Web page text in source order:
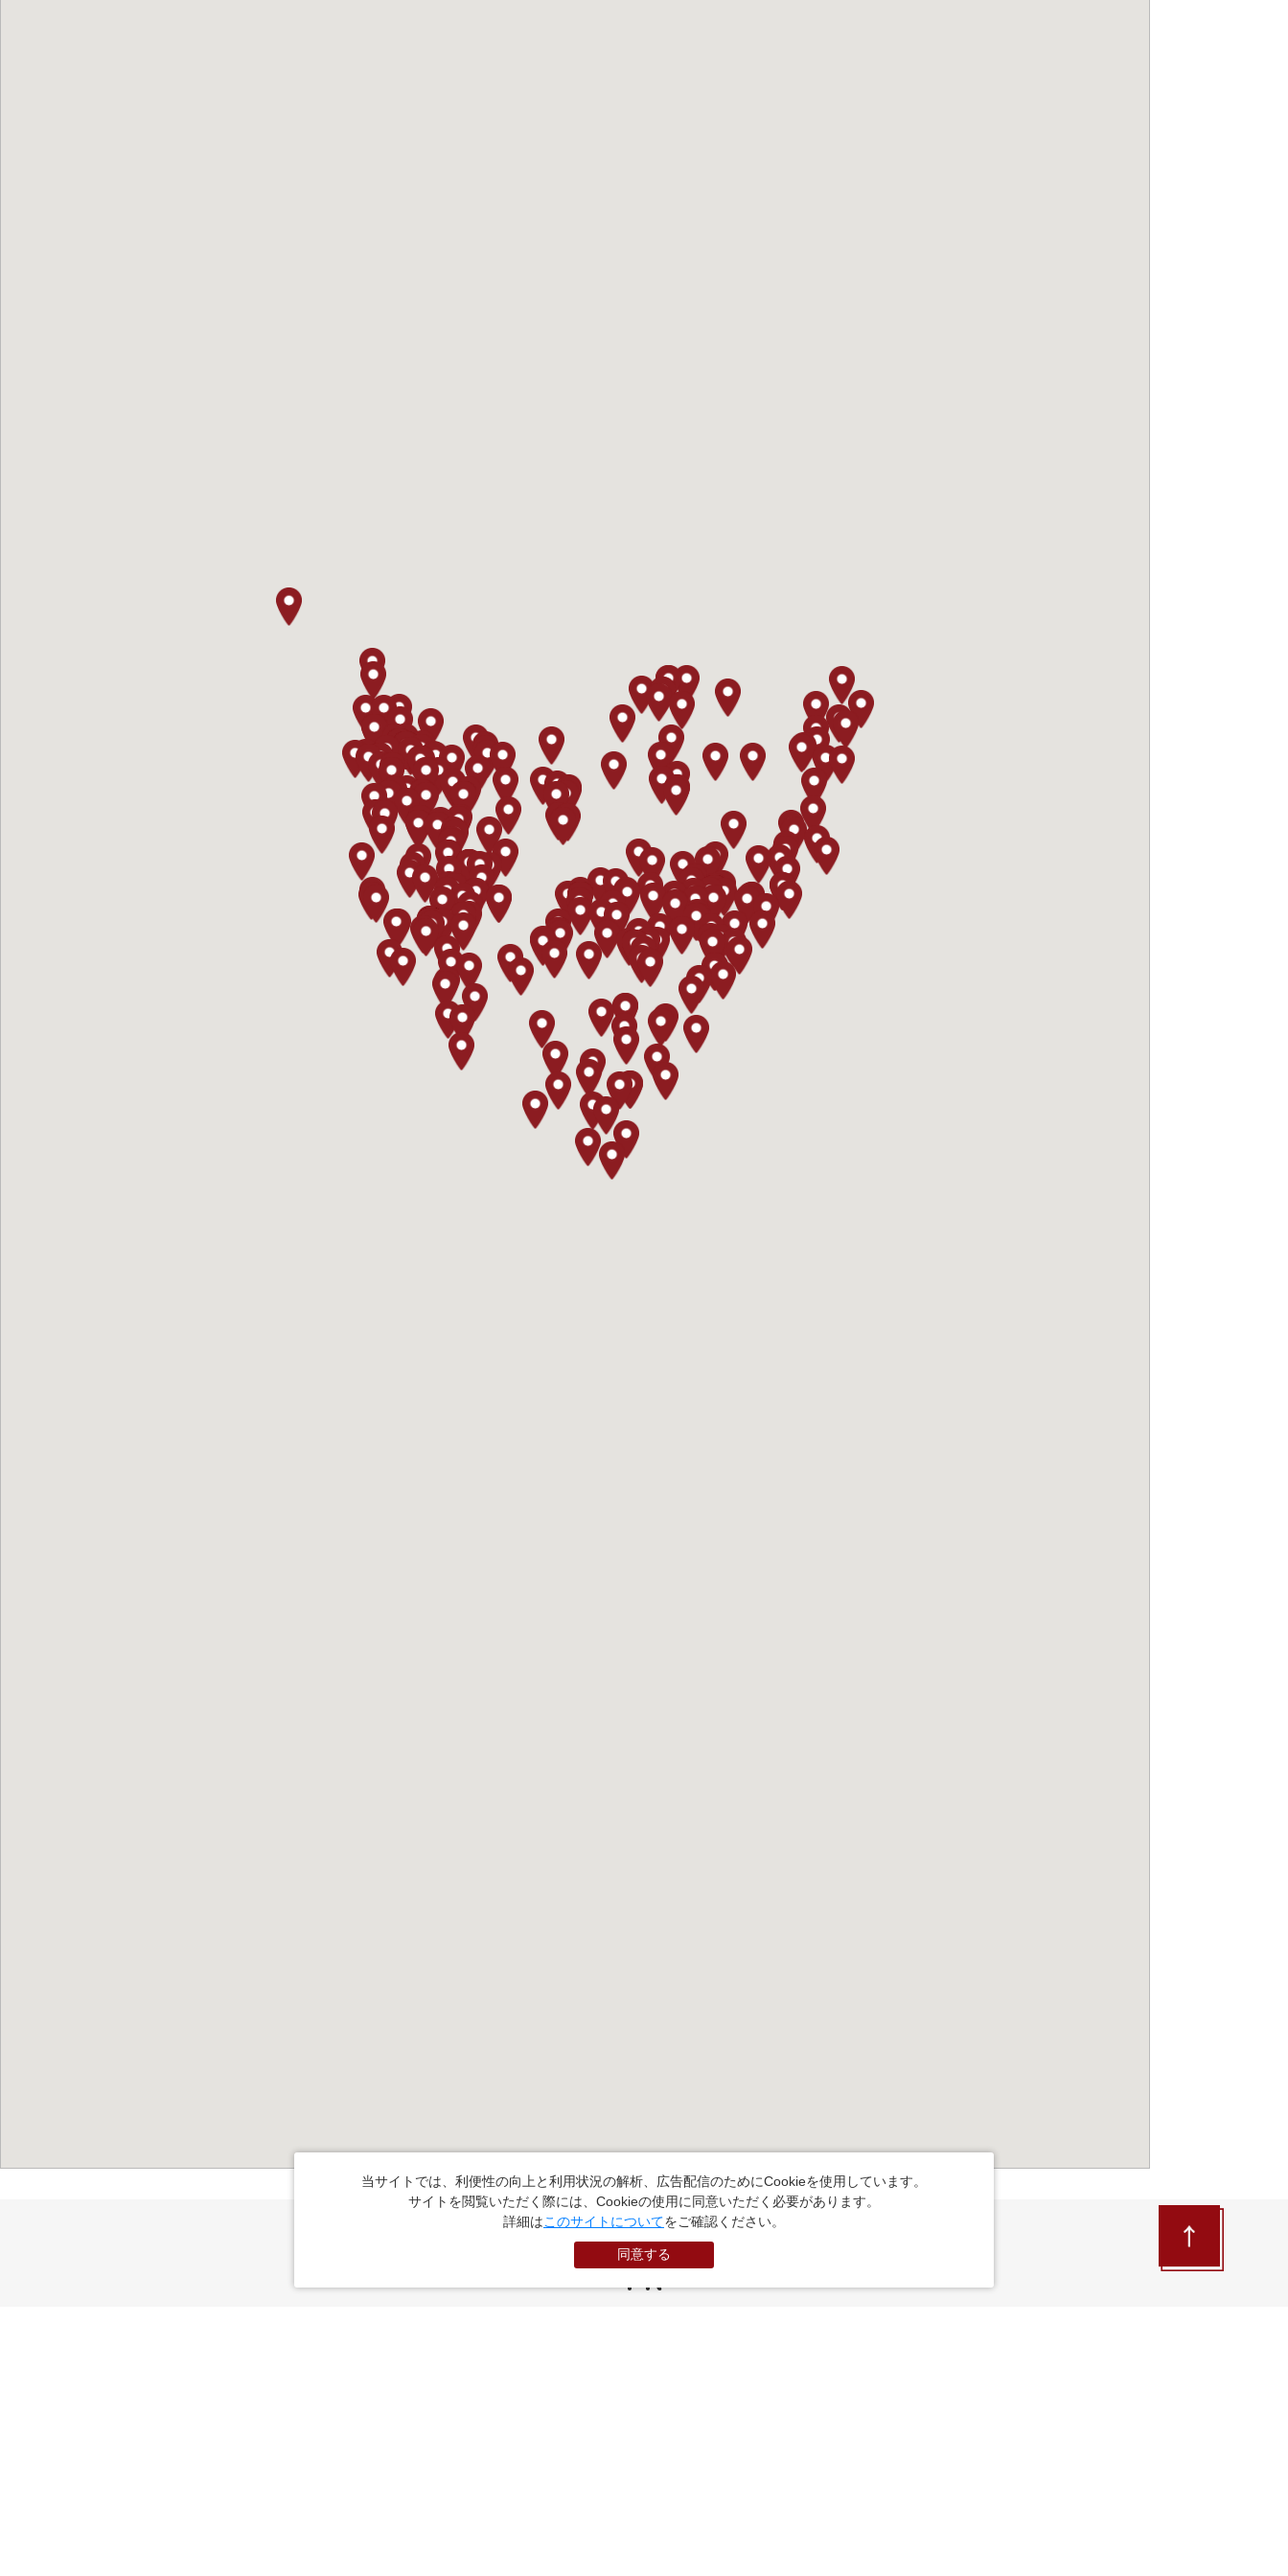
PR
当サイトでは、利便性の向上と利用状況の解析、広告配信のためにCookieを使用しています。
サイトを閲覧いただく際には、Cookieの使用に同意いただく必要があります。
詳細はこのサイトについてをご確認ください。
同意する